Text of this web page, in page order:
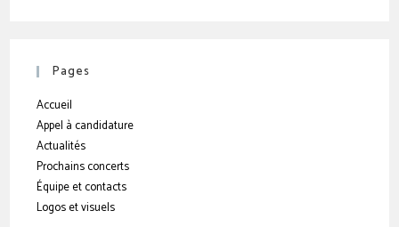
Pages
Accueil
Appel à candidature
Actualités
Prochains concerts
Équipe et contacts
Logos et visuels